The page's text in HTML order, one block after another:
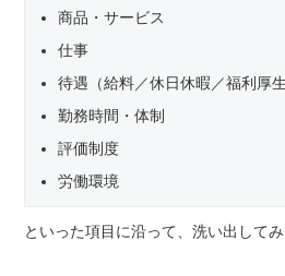
商品・サービス
仕事
待遇（給料／休日休暇／福利厚生
勤務時間・体制
評価制度
労働環境
といった項目に沿って、洗い出してみ